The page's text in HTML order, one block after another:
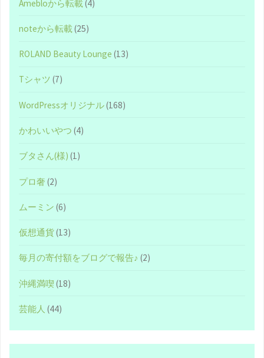
Amebloから転載(4)
noteから転載(25)
ROLAND Beauty Lounge (13)
Tシャツ (7)
WordPressオリジナル(168)
かわいいやつ (4)
ブタさん(様) (1)
プロ奢 (2)
ムーミン (6)
仮想通貨(13)
毎月の寄付額をブログで報告♪ (2)
沖縄満喫 (18)
芸能人 (44)